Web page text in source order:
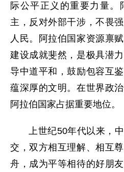
际公平正义的重要力量。
主，反对外部干涉，不畏
人民。阿拉伯国家资源禀
建设成就斐然，是极具潜
导中道平和，鼓励包容互
蕴深厚的文明。在世界政
阿拉伯国家占据重要地位。
上世纪50年代以来，
交，双方相互理解、相互
舟，成为平等相待的好朋